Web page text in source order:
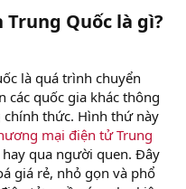
Quốc là gì?​
là quá trình chuyển
các quốc gia khác thông
thức. Hình thứ này
mại điện tử Trung
hay qua người quen. Đây
giá rẻ, nhỏ gọn và phổ